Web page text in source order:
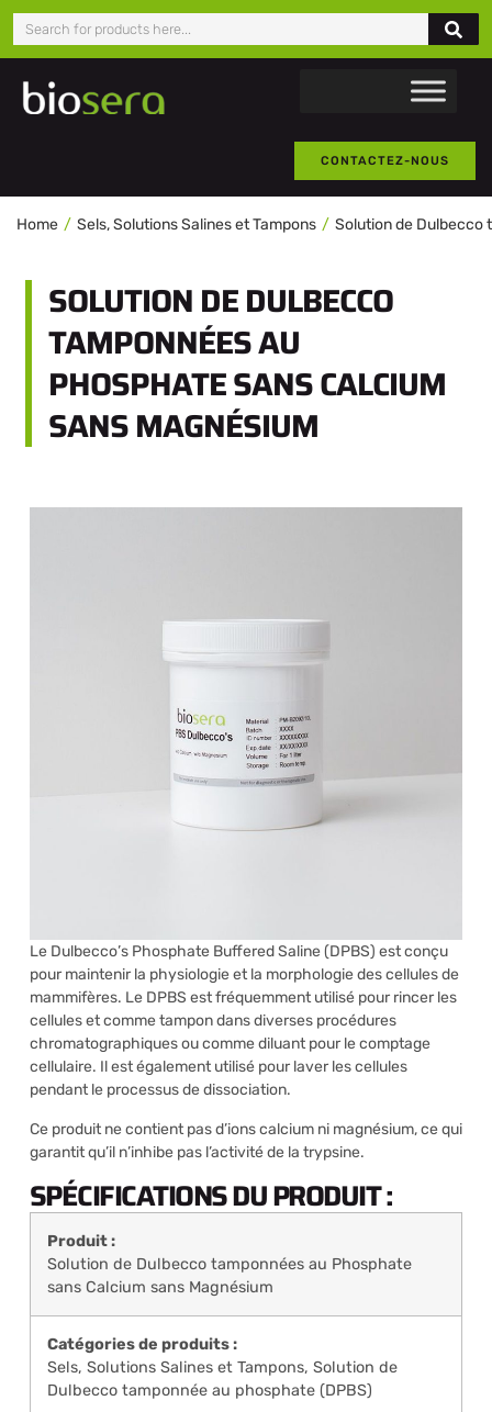
CONTACTEZ-NOUS
Home Sels, Solutions Salines et Tampons Solution de Dulbecco
SOLUTION DE DULBECCO
TAMPONNÉES AU
PHOSPHATE SANS CALCIUM
SANS MAGNÉSIUM
Le Dulbecco’s Phosphate Buffered Saline (DPBS) est conçu
pour maintenir la physiologie et la morphologie des cellules de
mammifères. Le DPBS est fréquemment utilisé pour rincer les
cellules et comme tampon dans diverses procédures
chromatographiques ou comme diluant pour le comptage
cellulaire. Il est également utilisé pour laver les cellules
pendant le processus de dissociation.
Ce produit ne contient pas d’ions calcium ni magnésium, ce qui
garantit qu’il n’inhibe pas l’activité de la trypsine.
SPÉCIFICATIONS DU PRODUIT :
Produit :
Solution de Dulbecco tamponnées au Phosphate
sans Calcium sans Magnésium
Catégories de produits :
Sels, Solutions Salines et Tampons, Solution de
Dulbecco tamponnée au phosphate (DPBS)